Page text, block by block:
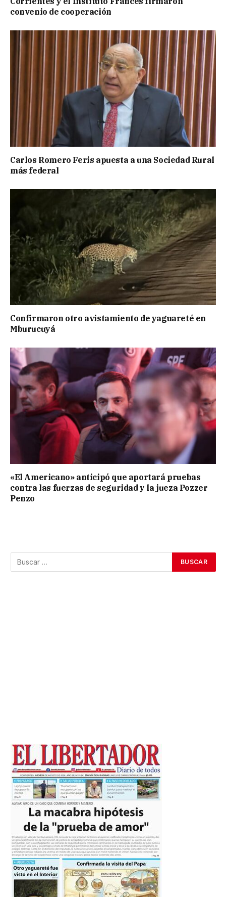
convenio de cooperación
Carlos Romero Feris apuesta a una Sociedad Rural
más federal
Confirmaron otro avistamiento de yaguareté en
Mburucuyá
«El Americano» anticipó que aportará pruebas
contra las fuerzas de seguridad y la jueza Pozzer
Penzo